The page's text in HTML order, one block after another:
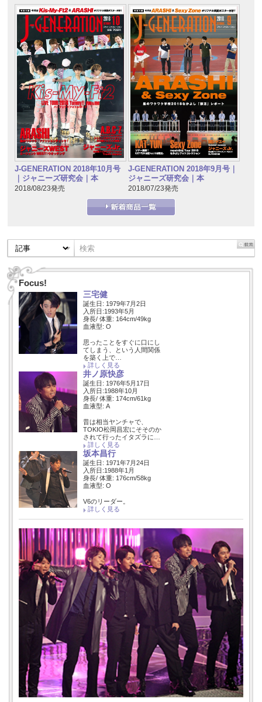
J-GENERATION 2018年10月号
｜ジャニーズ研究会｜本
2018/08/23発売
J-GENERATION 2018年9月号｜
ジャニーズ研究会｜本
2018/07/23発売
Focus!
三宅健
誕生日: 1979年7月2日
入所日:1993年5月
身長/ 体重: 164cm/49kg
血液型: O
思ったことをすぐに口にし
てしまう、という人間関係
を築く上で…
詳しく見る
井ノ原快彦
誕生日: 1976年5月17日
入所日:1988年10月
身長/ 体重: 174cm/61kg
血液型: A
昔は相当ヤンチャで、
TOKIO松岡昌宏にそそのか
されて行ったイタズラに…
詳しく見る
坂本昌行
誕生日: 1971年7月24日
入所日:1988年1月
身長/ 体重: 176cm/58kg
血液型: O
V6のリーダー。
詳しく見る